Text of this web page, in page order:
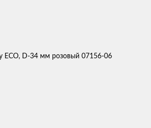
ECO, D-34 мм розовый 07156-06